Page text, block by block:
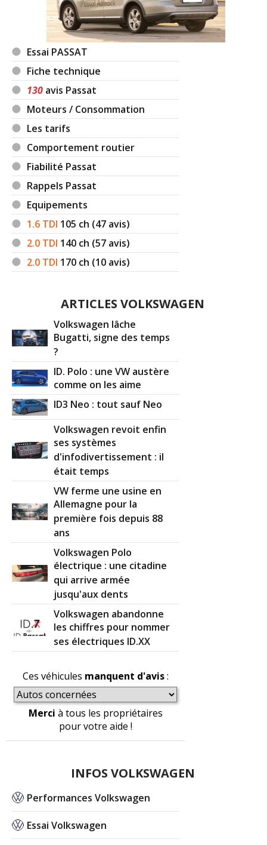
Essai PASSAT
Fiche technique
130 avis Passat
Moteurs / Consommation
Les tarifs
Comportement routier
Fiabilité Passat
Rappels Passat
Equipements
1.6 TDI 105 ch (47 avis)
2.0 TDI 140 ch (57 avis)
2.0 TDI 170 ch (10 avis)
ARTICLES VOLKSWAGEN
Volkswagen lâche
Bugatti, signe des temps
?
ID. Polo : une VW austère
comme on les aime
ID3 Neo : tout sauf Neo
Volkswagen revoit enfin
ses systèmes
d'infodivertissement : il
était temps
VW ferme une usine en
Allemagne pour la
première fois depuis 88
ans
Volkswagen Polo
électrique : une citadine
qui arrive armée
jusqu'aux dents
Volkswagen abandonne
les chiffres pour nommer
ses électriques ID.XX
Ces véhicules manquent d'avis:
Merci à tous les propriétaires
pour votre aide !
INFOS VOLKSWAGEN
Performances Volkswagen
Essai Volkswagen